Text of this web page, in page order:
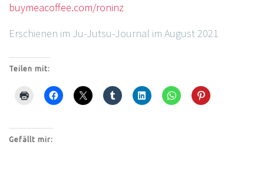
buymeacoffee.com/roninz
Erschienen im Ju-Jutsu-Journal im August 2021
Teilen mit:
Gefällt mir: